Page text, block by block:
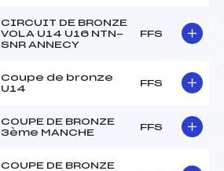
CIRCUIT DE BRONZE
VOLA U14 U16 NTN-
SNR ANNECY
FFS
Coupe de bronze
U14
FFS
COUPE DE BRONZE
3ème MANCHE
FFS
COUPE DE BRONZE